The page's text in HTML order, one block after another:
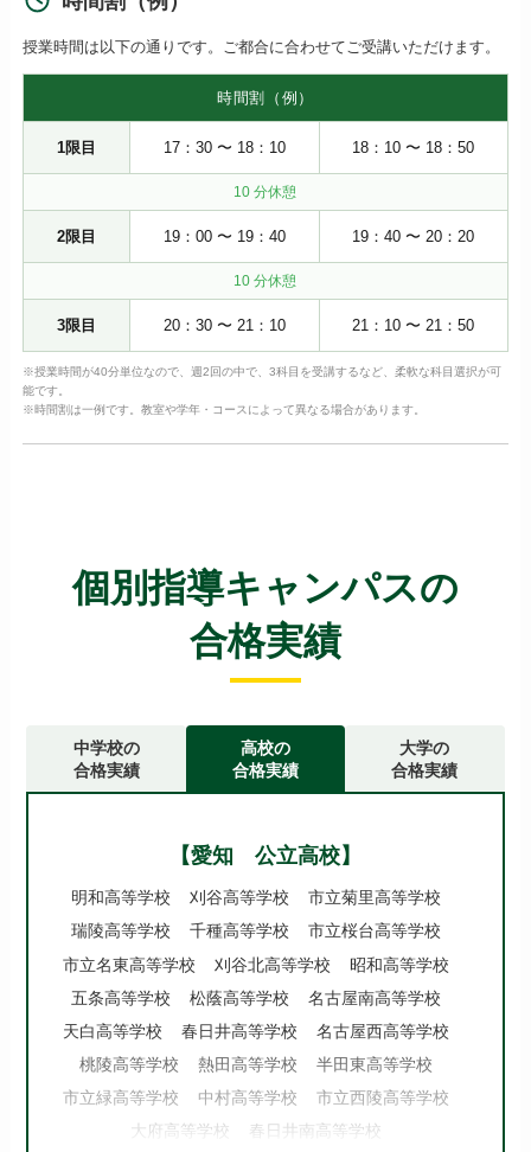
授業時間は以下の通りです。ご都合に合わせてご受講いただけます。
時間割（例）
1限目 17：30 〜 18：10 18：10 〜 18：50
10 分休憩
2限目 19：00 〜 19：40 19：40 〜 20：20
10 分休憩
3限目 20：30 〜 21：10 21：10 〜 21：50
※授業時間が40分単位なので、週2回の中で、3科目を受講するなど、柔軟な科目選択が可
能です。
※時間割は一例です。教室や学年・コースによって異なる場合があります。
個別指導キャンパスの
合格実績
中学校の
合格実績
高校の
合格実績
大学の
合格実績
【愛知 公立高校】
明和高等学校 刈谷高等学校
市立菊里高等学校
瑞陵高等学校
千種高等学校
市立桜台高等学校
市立名東高等学校
刈谷北高等学校
昭和高等学校
五条高等学校
松蔭高等学校
名古屋南高等学校
天白高等学校
春日井高等学校
名古屋西高等学校
桃陵高等学校
熱田高等学校
半田東高等学校
市立緑高等学校
中村高等学校
市立西陵高等学校
大府高等学校
春日井南高等学校